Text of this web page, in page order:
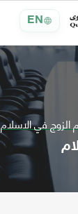
EN
الزوج في الاسلام